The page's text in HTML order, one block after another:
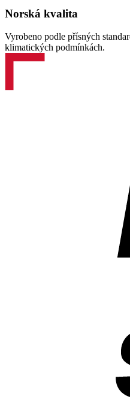
Norská kvalita
Vyrobeno podle přísných
klimatických podmínkách.